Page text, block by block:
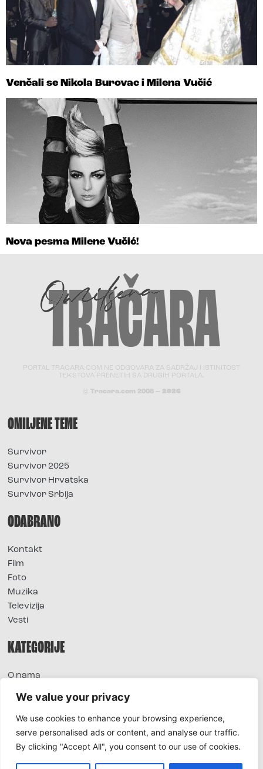
We value your privacy
We use cookies to enhance your browsing experience,
serve personalised ads or content, and analyse our traffic.
By clicking "Accept All", you consent to our use of cookies.
Venčali se Nikola Burovac i Milena Vučić
Nova pesma Milene Vučić!
PORTAL TRACARA.COM NE ODGOVARA ZA SADRŽAJ I ISTINITOST
TEKSTOVA PRENETIH SA DRUGIH PORTALA.
© Tracara.com 2008 – 2026
OMILJENE TEME
Survivor
Survivor 2025
Survivor Hrvatska
Survivor Srbija
ODABRANO
Kontakt
Film
Foto
Muzika
Televizija
Vesti
KATEGORIJE
O nama
Extra
Foto
Moda
TV